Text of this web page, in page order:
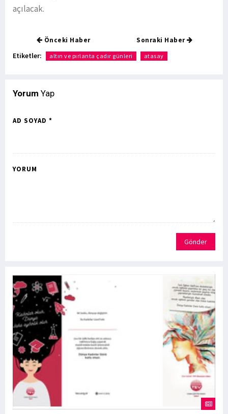
açılacak.
Önceki Haber Sonraki Haber
Etiketler: altın ve pırlanta çadır günleri atasay
Yorum Yap
AD SOYAD *
YORUM
Gönder